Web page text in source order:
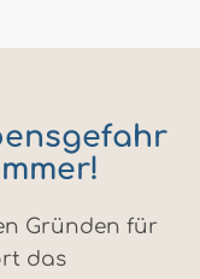
Gründen für
das